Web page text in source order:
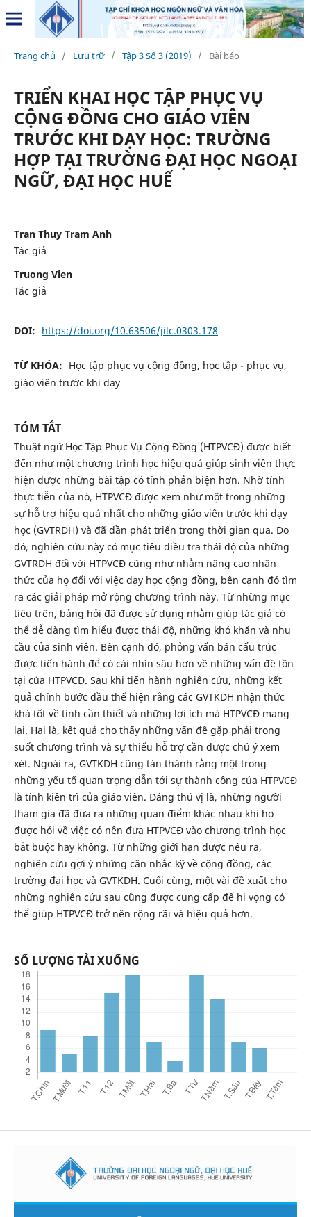
Trang chủ / Lưu trữ / Tập 3 Số 3 (2019) / Bài báo
TRIỂN KHAI HỌC TẬP PHỤC VỤ
CỘNG ĐỒNG CHO GIÁO VIÊN
TRƯỚC KHI DẠY HỌC: TRƯỜNG
HỢP TẠI TRƯỜNG ĐẠI HỌC NGOẠI
NGỮ, ĐẠI HỌC HUẾ
Tran Thuy Tram Anh
Tác giả
Truong Vien
Tác giả
DOI: https://doi.org/10.63506/jilc.0303.178
TỪ KHÓA: Học tập phục vụ cộng đồng, học tập - phục vụ,
giáo viên trước khi dạy
TÓM TẮT
Thuật ngữ Học Tập Phục Vụ Cộng Đồng (HTPVCĐ) được biết
đến như một chương trình học hiệu quả giúp sinh viên thực
hiện được những bài tập có tính phản biện hơn. Nhờ tính
thực tiễn của nó, HTPVCĐ được xem như một trong những
sự hỗ trợ hiệu quả nhất cho những giáo viên trước khi dạy
học (GVTRDH) và đã dần phát triển trong thời gian qua. Do
đó, nghiên cứu này có mục tiêu điều tra thái độ của những
GVTRDH đối với HTPVCĐ cũng như nhằm nâng cao nhận
thức của họ đối với việc dạy học cộng đồng, bên cạnh đó tìm
ra các giải pháp mở rộng chương trình này. Từ những mục
tiêu trên, bảng hỏi đã được sử dụng nhằm giúp tác giả có
thể dễ dàng tìm hiểu được thái độ, những khó khăn và nhu
cầu của sinh viên. Bên cạnh đó, phỏng vấn bán cấu trúc
được tiến hành để có cái nhìn sâu hơn về những vấn đề tồn
tại của HTPVCĐ. Sau khi tiến hành nghiên cứu, những kết
quả chính bước đầu thể hiện rằng các GVTKDH nhận thức
khá tốt về tính cần thiết và những lợi ích mà HTPVCĐ mang
lại. Hai là, kết quả cho thấy những vấn đề gặp phải trong
suốt chương trình và sự thiếu hỗ trợ cần được chú ý xem
xét. Ngoài ra, GVTKDH cũng tán thành rằng một trong
những yếu tố quan trọng dẫn tới sự thành công của HTPVCĐ
là tính kiên trì của giáo viên. Đáng thú vị là, những người
tham gia đã đưa ra những quan điểm khác nhau khi họ
được hỏi về việc có nên đưa HTPVCĐ vào chương trình học
bắt buộc hay không. Từ những giới hạn được nêu ra,
nghiên cứu gợi ý những cân nhắc kỹ về cộng đồng, các
trường đại học và GVTKDH. Cuối cùng, một vài đề xuất cho
những nghiên cứu sau cũng được cung cấp để hi vọng có
thể giúp HTPVCĐ trở nên rộng rãi và hiệu quả hơn.
SỐ LƯỢNG TẢI XUỐNG